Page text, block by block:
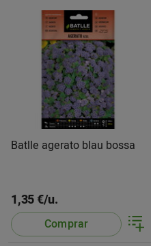
Batlle agerato blau bossa
1,35 €/u.
Comprar